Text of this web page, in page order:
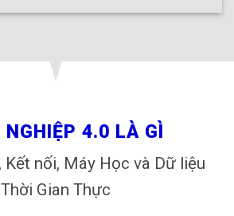
NGHIỆP 4.0 LÀ GÌ
Kết nối, Máy Học và Dữ liệu
Thời Gian Thực